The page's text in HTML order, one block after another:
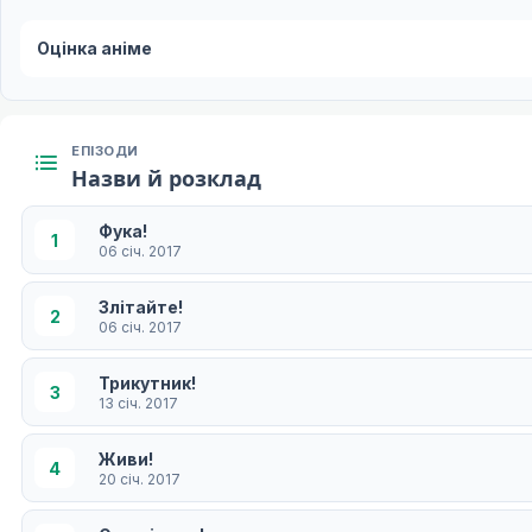
Оцінка аніме
ЕПІЗОДИ
Назви й розклад
1 Фука!
06 січ. 2017
2 Злітайте!
06 січ. 2017
3 Трикутник!
13 січ. 2017
4 Живи!
20 січ. 2017